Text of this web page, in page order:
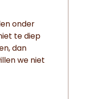
onder
te diep
dan
we niet